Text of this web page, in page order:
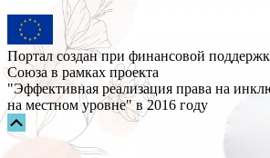
Портал создан при финансовой
Союза в рамках проекта
"Эффективная реализация права на
на местном уровне" в 2016 году
Прокрутка
вверх